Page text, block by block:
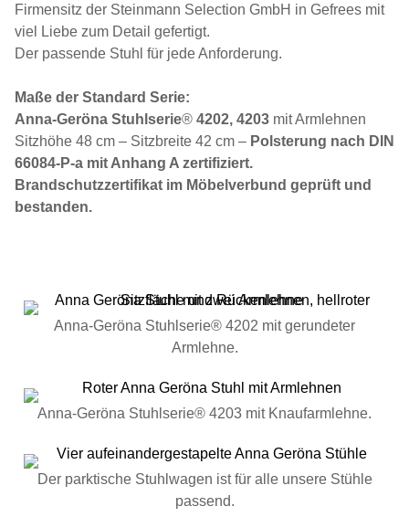
Firmensitz der Steinmann Selection GmbH in Gefrees mit
viel Liebe zum Detail gefertigt.
Der passende Stuhl für jede Anforderung.
Maße der Standard Serie:
Anna-Geröna Stuhlserie® 4202, 4203 mit Armlehnen
Sitzhöhe 48 cm – Sitzbreite 42 cm – Polsterung nach DIN
66084-P-a mit Anhang A zertifiziert.
Brandschutzzertifikat im Möbelverbund geprüft und
bestanden.
Anna-Geröna Stuhlserie® 4202 mit gerundeter
Armlehne.
Anna-Geröna Stuhlserie® 4203 mit Knaufarmlehne.
Der parktische Stuhlwagen ist für alle unsere Stühle
passend.